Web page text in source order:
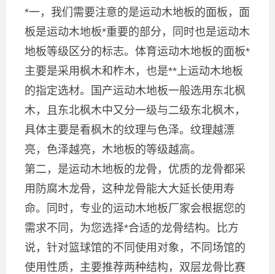
*一，我们需要注意的是运动木地板的面板，面
板是运动木地板*重要的部分，同时也是运动木
地板等级区分的标志。体育运动木地板的面板*
主要是采用枫木和柞木，也是**上运动木地板
的指定选材。国产运动木地板一般选用东北枫
木，且东北枫木中又分一级与二级东北枫木，
具体主要是看枫木的纹理与色泽。纹理越漂
亮，色泽越亮，木地板的等级越高。
第二，是运动木地板的龙骨，优质的龙骨都采
用防腐木龙骨，这种龙骨能大大延长使用寿
命。同时，专业的运动木地板厂家会根据您的
需求不同，为您选择*合适的龙骨结构。比方
说，针对篮球馆的不同使用对象，不同场馆的
使用性质，主要推荐两种结构，双层龙骨比赛